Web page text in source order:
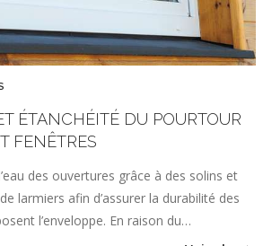
ÉTANCHÉITÉ DU POURTOUR
FENÊTRES
des ouvertures grâce à des solins et
larmiers afin d’assurer la durabilité des
l’enveloppe. En raison du…